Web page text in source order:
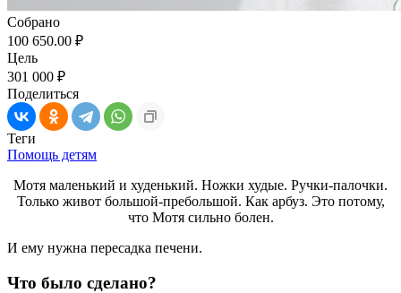
Собрано
100 650.00 ₽
Цель
301 000 ₽
Поделиться
Теги
Помощь детям
Мотя маленький и худенький. Ножки худые. Ручки-палочки.
Только живот большой-пребольшой. Как арбуз. Это потому,
что Мотя сильно болен.
И ему нужна пересадка печени.
Что было сделано?